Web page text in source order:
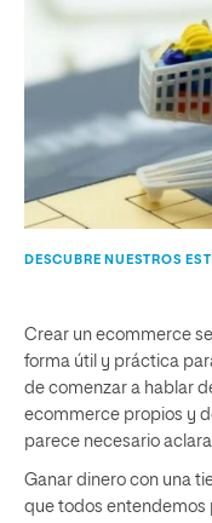
DESCUBRE NUESTROS
Crear un ecommerce
forma útil y práctica
de comenzar a hablar
ecommerce propios y
parece necesario
Ganar dinero con una
que todos entendemos